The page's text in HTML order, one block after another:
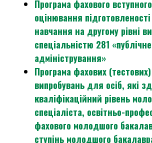
Програма фахового
оцінювання
навчання на другому рівні
спеціальністю 281
адміністрування»
Програма фахових
випробувань для осіб, які
кваліфікаційний рівень
спеціаліста, освітньо-
фахового молодшого
ступінь молодшого